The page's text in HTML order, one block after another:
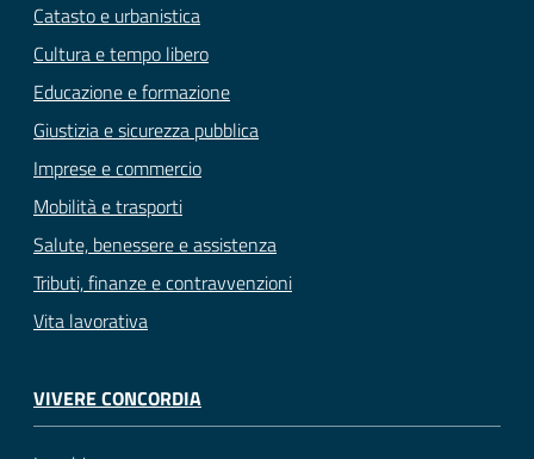
Catasto e urbanistica
Cultura e tempo libero
Educazione e formazione
Giustizia e sicurezza pubblica
Imprese e commercio
Mobilità e trasporti
Salute, benessere e assistenza
Tributi, finanze e contravvenzioni
Vita lavorativa
VIVERE CONCORDIA